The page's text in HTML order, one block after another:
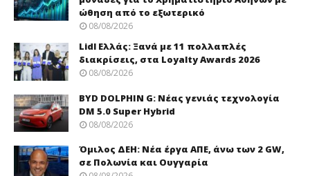
ώθηση από το εξωτερικό
08/08/2026
Lidl Ελλάς: Ξανά με 11 πολλαπλές
διακρίσεις, στα Loyalty Awards 2026
08/08/2026
BYD DOLPHIN G: Νέας γενιάς τεχνολογία
DM 5.0 Super Hybrid
08/08/2026
Όμιλος ΔΕΗ: Νέα έργα ΑΠΕ, άνω των 2 GW,
σε Πολωνία και Ουγγαρία